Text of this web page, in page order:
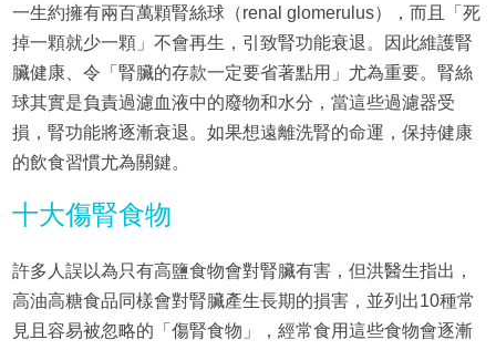
一生約擁有兩百萬顆腎絲球（renal glomerulus），而且「死
掉一顆就少一顆」不會再生，引致腎功能衰退。因此維護腎
臟健康、令「腎臟的存款一定要省著點用」尤為重要。腎絲
球其實是負責過濾血液中的廢物和水分，當這些過濾器受
損，腎功能將逐漸衰退。如果想遠離洗腎的命運，保持健康
的飲食習慣尤為關鍵。
十大傷腎食物
許多人誤以為只有高鹽食物會對腎臟有害，但洪醫生指出，
高油高糖食品同樣會對腎臟產生長期的損害，並列出10種常
見且容易被忽略的「傷腎食物」，經常食用這些食物會逐漸